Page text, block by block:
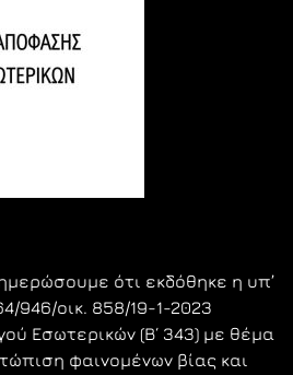
ότι εκδόθηκε η υπ’
946/οικ. 858/19-1-2023
Εσωτερικών (Β΄ 343) με θέμα
φαινομένων βίας και